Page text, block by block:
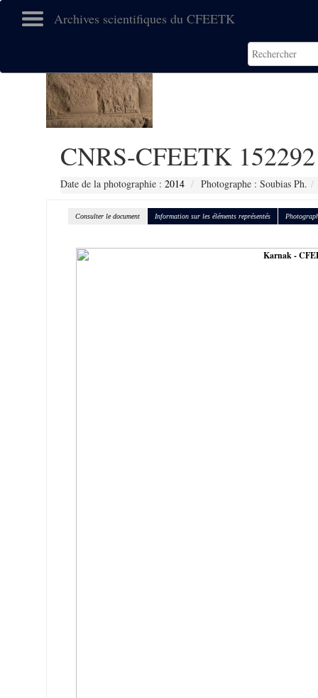
Archives scientifiques du CFEETK
CNRS-CFEETK 152292
Date de la photographie : 2014 Photographe : Soubias Ph.
Consulter le document Information sur les éléments représentés